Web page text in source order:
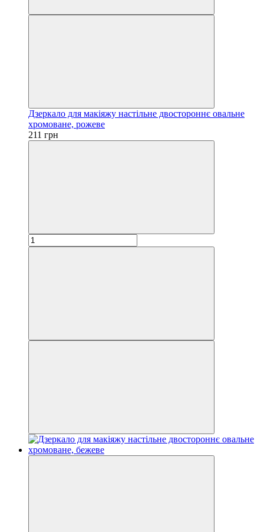
Дзеркало для макіяжу настільне двостороннє овальне
хромоване, рожеве
211 грн